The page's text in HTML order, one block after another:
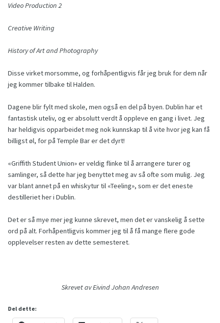
Video Production 2
Creative Writing
History of Art and Photography
Disse virket morsomme, og forhåpentligvis får jeg bruk for dem når
jeg kommer tilbake til Halden.
Dagene blir fylt med skole, men også en del på byen. Dublin har et
fantastisk uteliv, og er absolutt verdt å oppleve en gang i livet. Jeg
har heldigvis opparbeidet meg nok kunnskap til å vite hvor jeg kan få
billigst øl, for på Temple Bar er det dyrt!
«Griffith Student Union» er veldig flinke til å arrangere turer og
samlinger, så dette har jeg benyttet meg av så ofte som mulig. Jeg
var blant annet på en whiskytur til «Teeling», som er det eneste
destilleriet her i Dublin.
Det er så mye mer jeg kunne skrevet, men det er vanskelig å sette
ord på alt. Forhåpentligvis kommer jeg til å få mange flere gode
opplevelser resten av dette semesteret.
Skrevet av Eivind Johan Andresen
Del dette: